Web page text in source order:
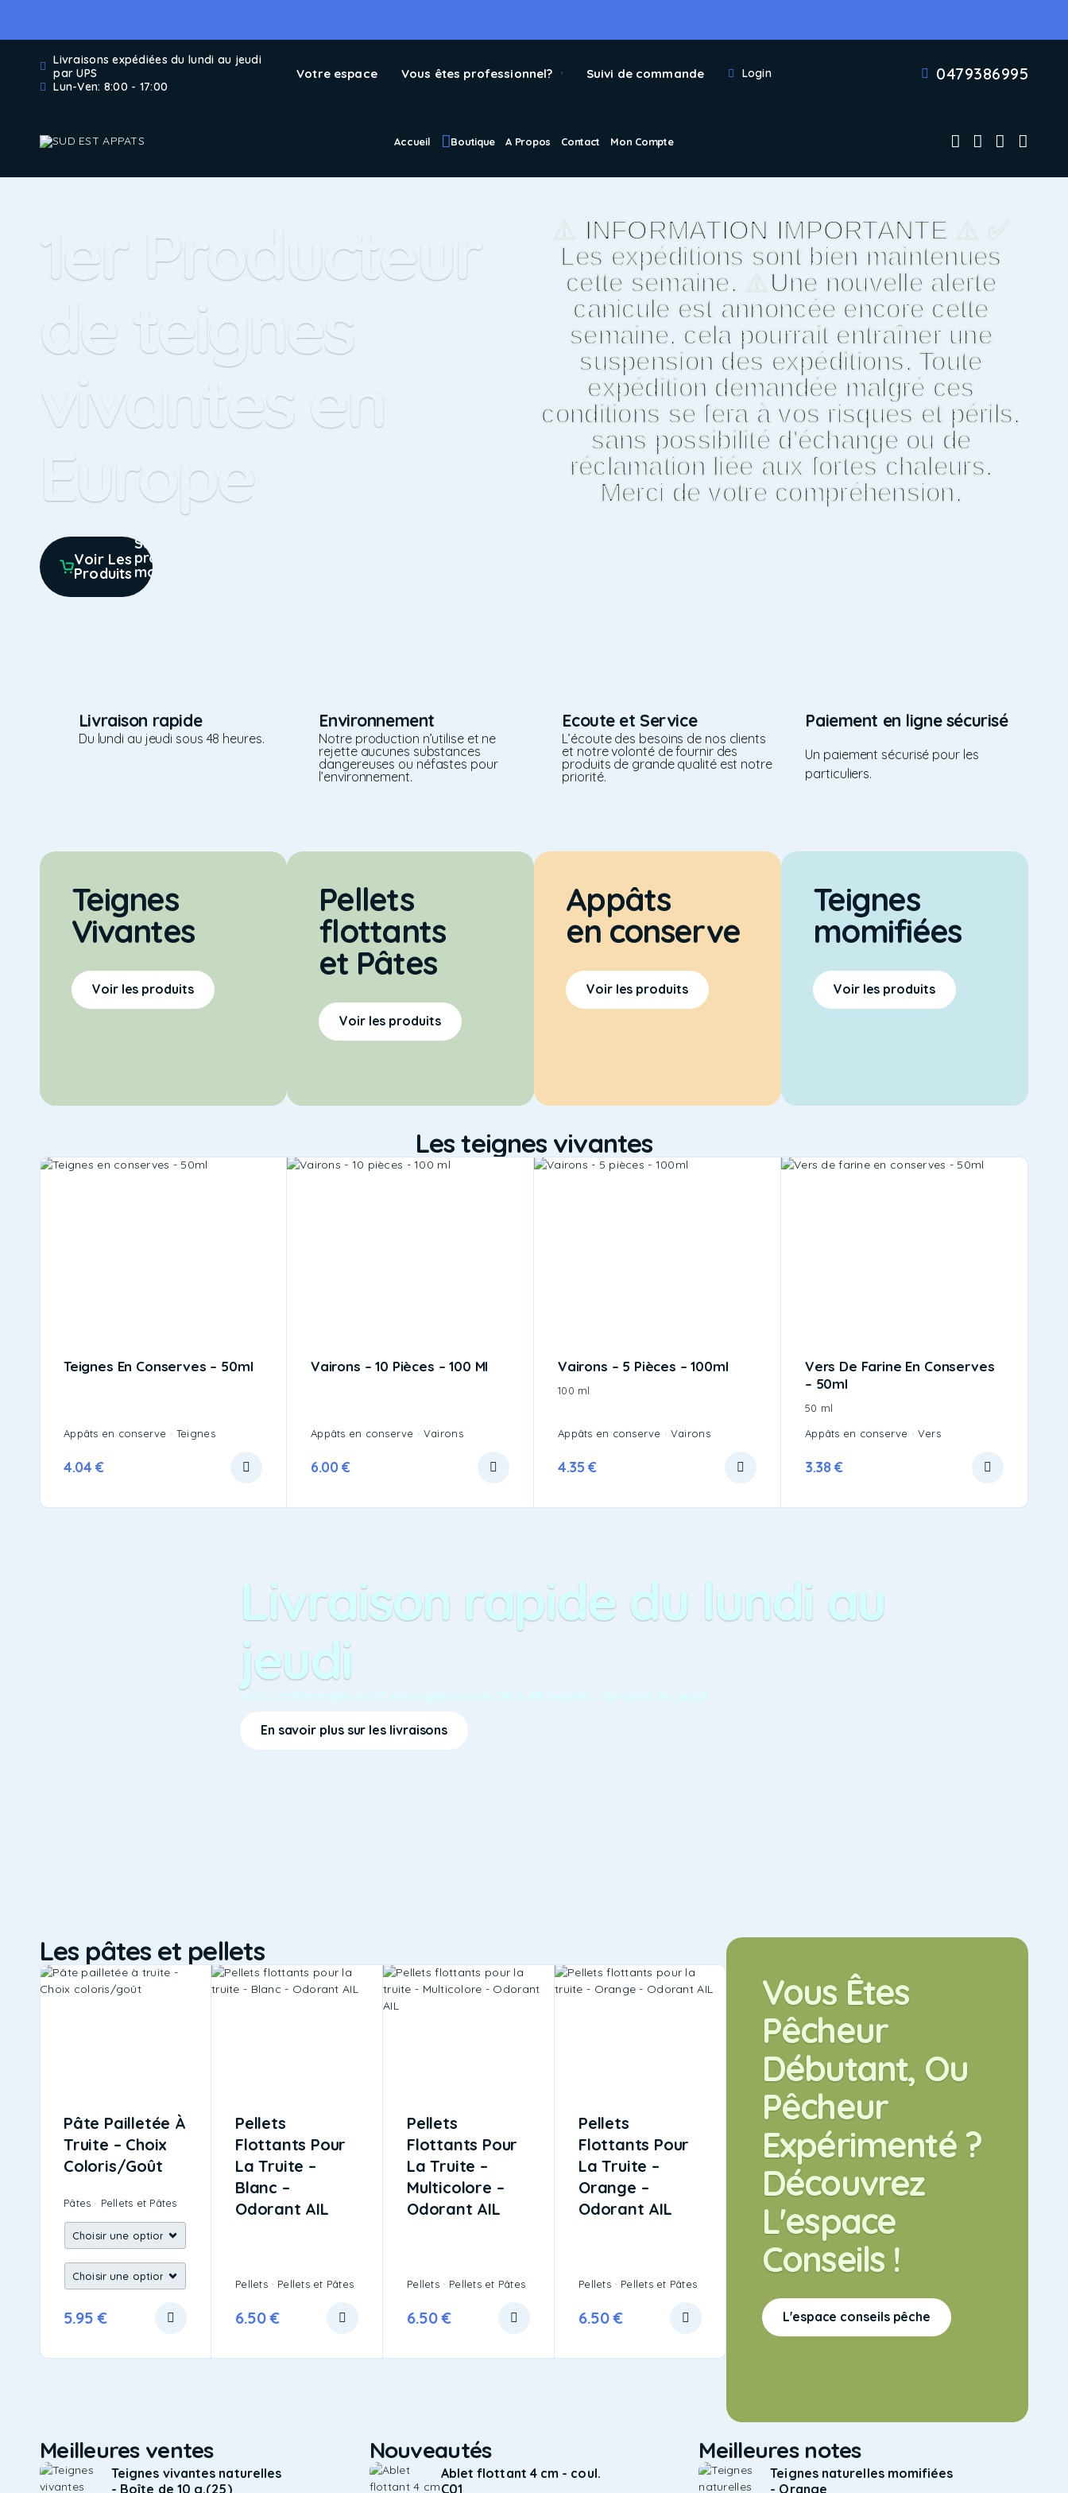
Livraisons expédiées du lundi au jeudi
par UPS
Lun-Ven: 8:00 - 17:00
Votre espace Vous êtes professionnel? Suivi de commande Login 0479386995
Accueil Boutique A Propos Contact Mon Compte
1er Producteur
de teignes
vivantes en
Europe
Voir Les
Produits
Sud Est Appâts est devenu LEADER EUROPÉEN en
production et distribution de teignes vivantes et
momifiées.
⚠️ INFORMATION IMPORTANTE ⚠️ ✅
Les expéditions sont bien maintenues
cette semaine. ⚠️Une nouvelle alerte
canicule est annoncée encore cette
semaine, cela pourrait entraîner une
suspension des expéditions. Toute
expédition demandée malgré ces
conditions se fera à vos risques et périls,
sans possibilité d'échange ou de
réclamation liée aux fortes chaleurs.
Merci de votre compréhension.
Livraison rapide
Du lundi au jeudi sous 48 heures.
Environnement
Notre production n’utilise et ne
rejette aucunes substances
dangereuses ou néfastes pour
l’environnement.
Ecoute et Service
L’écoute des besoins de nos clients
et notre volonté de fournir des
produits de grande qualité est notre
priorité.
Paiement en ligne sécurisé
Un paiement sécurisé pour les
particuliers.
Teignes
Vivantes
Voir les produits
Pellets
flottants
et Pâtes
Voir les produits
Appâts
en conserve
Voir les produits
Teignes
momifiées
Voir les produits
Les teignes vivantes
Teignes En Conserves – 50ml
Appâts en conserve Teignes
4.04€
Vairons – 10 Pièces – 100 Ml
Appâts en conserve Vairons
6.00€
Vairons – 5 Pièces – 100ml
100 ml
Appâts en conserve Vairons
4.35€
Vers De Farine En Conserves
– 50ml
50 ml
Appâts en conserve
Vers
3.38€
Livraison rapide du lundi au
jeudi
Vos commandes sont envoyées sous 24 à 48 heures, du lundi au jeudi.
En savoir plus sur les livraisons
Vous Êtes
Pêcheur
Débutant, Ou
Pêcheur
Expérimenté ?
Découvrez
L'espace
Conseils !
L'espace conseils pêche
Les pâtes et pellets
Pâte Pailletée À
Truite – Choix
Coloris/goût
Pâtes Pellets et Pâtes
5.95€
Pellets
Flottants Pour
La Truite –
Blanc –
Odorant AIL
Pellets Pellets et Pâtes
6.50€
Pellets
Flottants Pour
La Truite –
Multicolore –
Odorant AIL
Pellets Pellets et Pâtes
6.50€
Pellets
Flottants Pour
La Truite –
Orange –
Odorant AIL
Pellets Pellets et Pâtes
6.50€
OUT OF
STOCK
Pellets
Flottants Pour
La Truite – Rose
– Odorant AIL
5.00€
Voir Tous Les
Meilleures ventes
Teignes vivantes naturelles
- Boîte de 10 g.(25)
Nouveautés
Ablet flottant 4 cm - coul.
C01
Meilleures notes
Teignes naturelles momifiées
- Orange